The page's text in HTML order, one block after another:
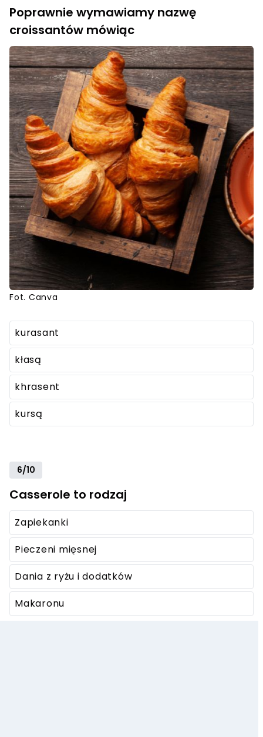
Poprawnie wymawiamy nazwę
croissantów mówiąc
Fot. Canva
kurasant
kłasą
khrasent
kursą
6/10
Casserole to rodzaj
Zapiekanki
Pieczeni mięsnej
Dania z ryżu i dodatków
Makaronu